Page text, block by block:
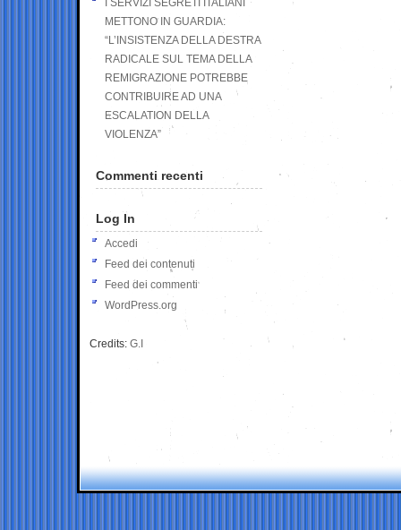
I SERVIZI SEGRETI ITALIANI
METTONO IN GUARDIA:
“L’INSISTENZA DELLA DESTRA
RADICALE SUL TEMA DELLA
REMIGRAZIONE POTREBBE
CONTRIBUIRE AD UNA
ESCALATION DELLA
VIOLENZA”
Commenti recenti
Log In
Accedi
Feed dei contenuti
Feed dei commenti
WordPress.org
Credits: G.I